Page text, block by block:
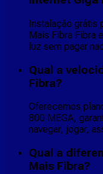
Instalação grátis
Mais Fibra Fibra
luz sem pagar
Qual a
Fibra?
Oferecemos
800 MEGA,
navegar, jogar,
Qual a
Mais Fibra?